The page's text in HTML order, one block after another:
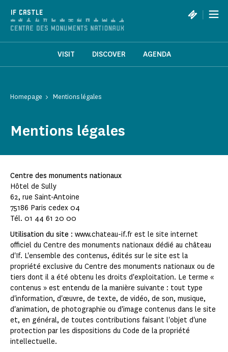
IF CASTLE |
VISIT DISCOVER AGENDA
Homepage Mentions légales
Mentions légales
Centre des monuments nationaux
Hôtel de Sully
62, rue Saint-Antoine
75186 Paris cedex 04
Tél. 01 44 61 20 00
Utilisation du site : www.chateau-if.fr est le site internet
officiel du Centre des monuments nationaux dédié au château
d'If. L'ensemble des contenus, édités sur le site est la
propriété exclusive du Centre des monuments nationaux ou de
tiers dont il a été obtenu les droits d'exploitation. Le terme «
contenus » est entendu de la manière suivante : tout type
d'information, d'œuvre, de texte, de vidéo, de son, musique,
d'animation, de photographie ou d'image contenus dans le site
et, en général, de toutes contributions faisant l'objet d'une
protection par les dispositions du Code de la propriété
intellectuelle.